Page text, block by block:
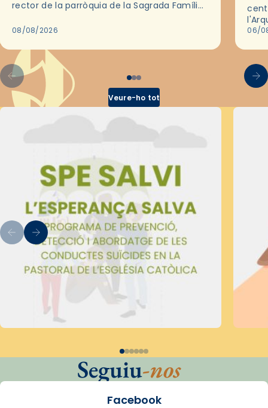
rector de la parròquia de la Sagrada Família
2018,…
08/08/2026
les
06/
Veure-ho tot
Seguiu-nos
Facebook